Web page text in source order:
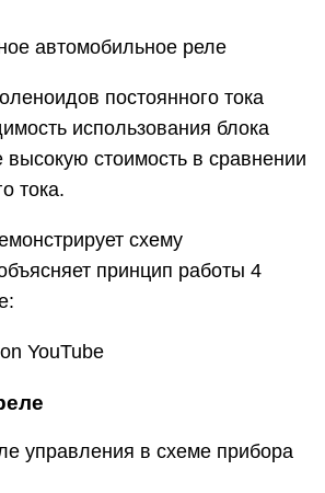
автомобильное реле
постоянного тока
использования блока
высокую стоимость в сравнении
тока.
схему
принцип работы 4
YouTube
управления в схеме прибора